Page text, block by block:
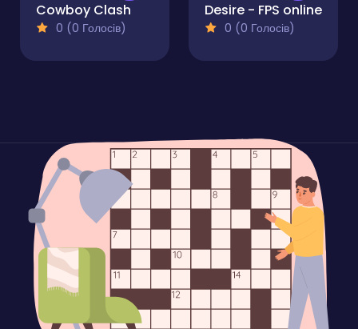
Cowboy Clash
0 (0 Голосів)
Desire - FPS online
0 (0 Голосів)